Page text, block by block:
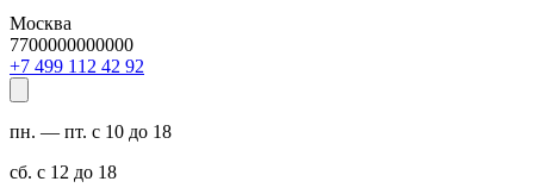
Москва
7700000000000
29 24 211 994 7+
пн. — пт. с 10 до 18
сб. с 12 до 18